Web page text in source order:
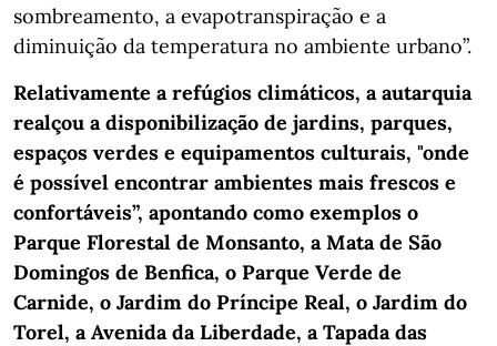
sombreamento, a evapotranspiração e a
diminuição da temperatura no ambiente urbano”.
Relativamente a refúgios climáticos, a autarquia
realçou a disponibilização de jardins, parques,
espaços verdes e equipamentos culturais, "onde
é possível encontrar ambientes mais frescos e
confortáveis”, apontando como exemplos o
Parque Florestal de Monsanto, a Mata de São
Domingos de Benfica, o Parque Verde de
Carnide, o Jardim do Príncipe Real, o Jardim do
Torel, a Avenida da Liberdade, a Tapada das